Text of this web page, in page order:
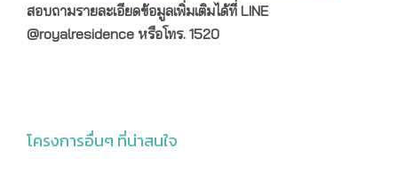
สอบถามรายละเอียดข้อมูลเพิ่มเติมได้ที่ LINE
@royalresidence หรือโทร. 1520
โครงการอื่นๆ ที่น่าสนใจ